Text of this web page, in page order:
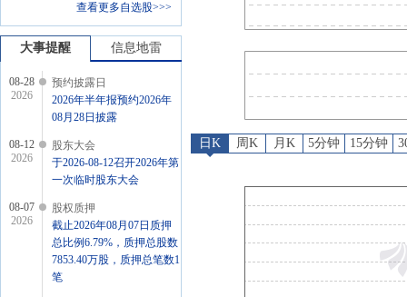
查看更多自选股>>>
大事提醒 信息地雷
08-28
2026
预约披露日
2026年半年报预约2026年
08月28日披露
08-12
2026
股东大会
于2026-08-12召开2026年第
一次临时股东大会
08-07
2026
股权质押
截止2026年08月07日质押
总比例6.79%，质押总股数
7853.40万股，质押总笔数1
笔
公告：2026年08月06日发布
日K 周K 月K 5分钟 15分钟